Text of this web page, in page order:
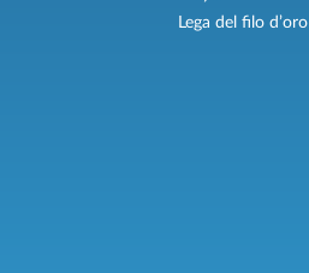
Lega del filo d’oro